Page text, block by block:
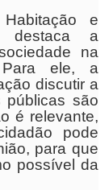
e
destaca a
na
Para ele, a
discutir a
públicas são
é relevante,
pode
para que
possível da